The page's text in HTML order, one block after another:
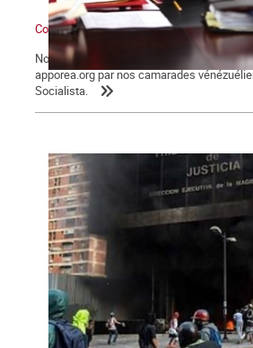
Contre l’interventionnisme et les
Nous reproduisons des extraits du texte
apporea.org par nos camarades
Socialista.